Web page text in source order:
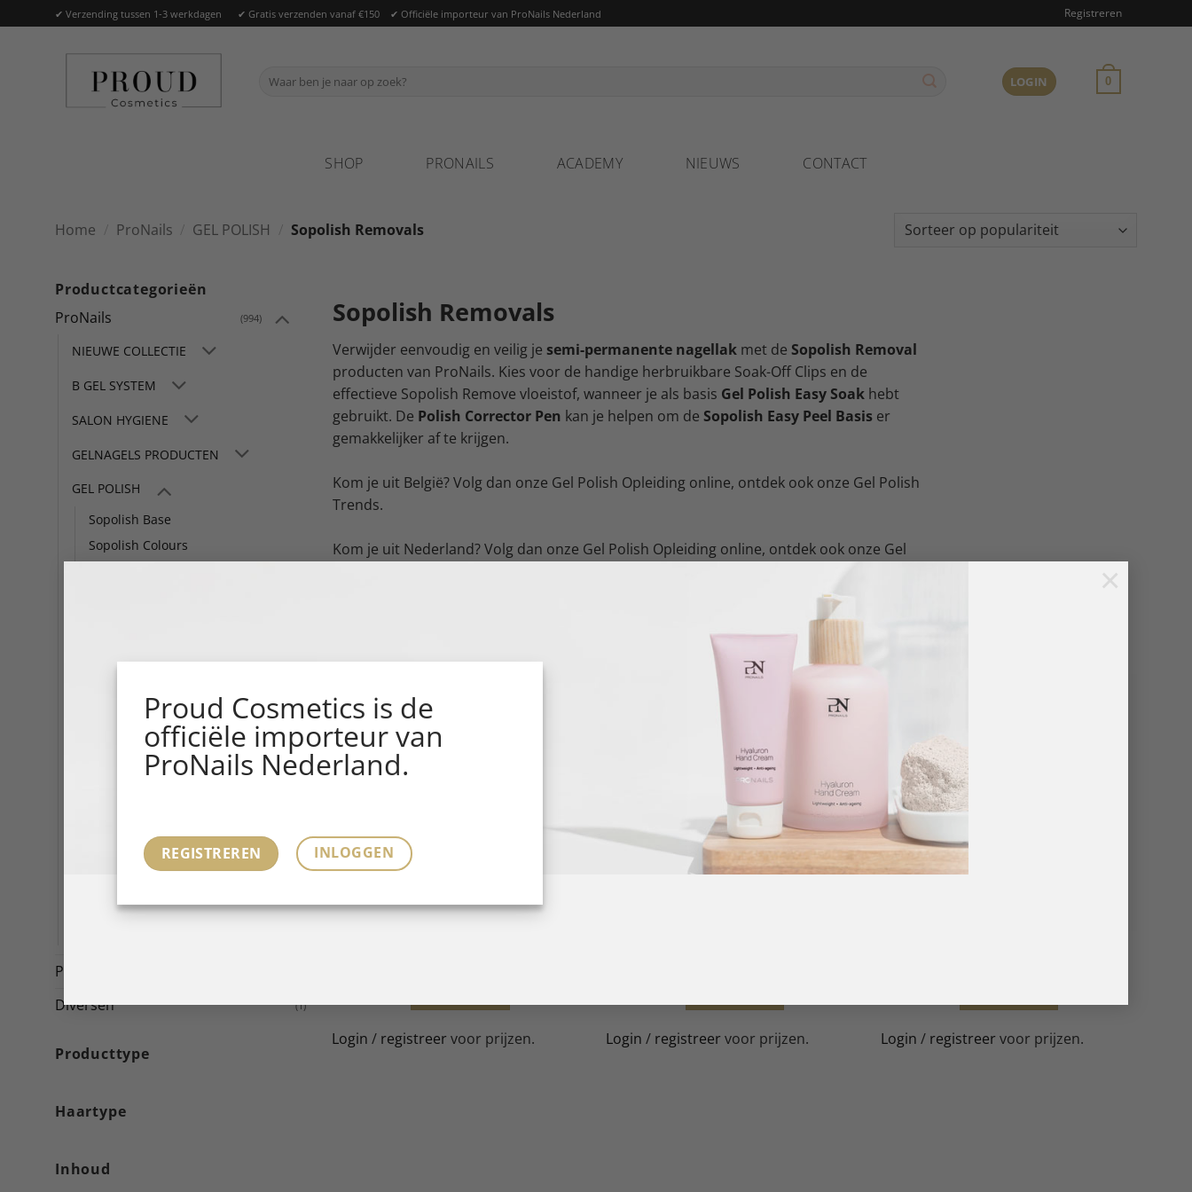
Proud Cosmetics is de
officiële importeur van
ProNails Nederland.
REGISTREREN INLOGGEN
×
naar
✔ Verzending tussen 1-3 werkdagen ✔ Gratis verzenden vanaf €150 ✔ Officiële importeur van ProNails Nederland Registreren
Zoeken
LOGIN 0
SHOP PRONAILS ACADEMY NIEUWS CONTACT
Home / ProNails / GEL POLISH / Sopolish Removals
Productcategorieën
ProNails
(994)
NIEUWE COLLECTIE
B GEL SYSTEM
SALON HYGIENE
GELNAGELS PRODUCTEN
GEL POLISH
Sopolish Base
Sopolish Colours
NAIL CARE
Promotions
Diversen (1)
Producttype
Haartype
Inhoud
Sopolish Removals
Verwijder eenvoudig en veilig je semi-permanente nagellakmet de Sopolish Removal
producten van ProNails. Kies voor de handige herbruikbare Soak-Off Clips en de
effectieve Sopolish Remove vloeistof, wanneer je als basis Gel Polish Easy Soakhebt
gebruikt. De Polish Corrector Pen kan je helpen om de Sopolish Easy Peel Basiser
gemakkelijker af te krijgen.
Kom je uit België? Volg dan onze Gel Polish Opleiding online, ontdek ook onze Gel Polish
Trends.
Kom je uit Nederland? Volg dan onze Gel Polish Opleiding online, ontdek ook onze Gel
Login / registreer voor prijzen. Login / registreer voor prijzen. Login / registreer voor prijzen.